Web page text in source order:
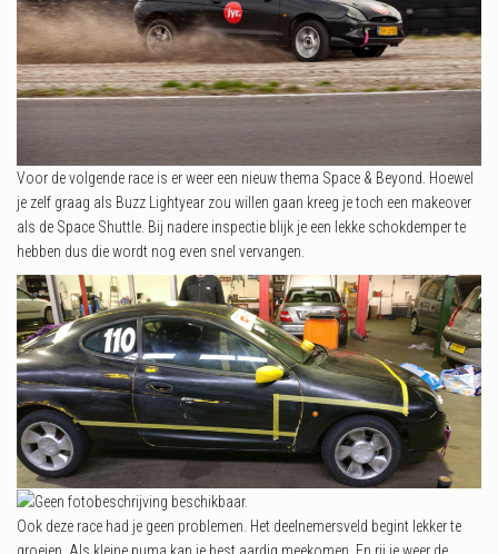
Voor de volgende race is er weer een nieuw thema Space & Beyond. Hoewel
je zelf graag als Buzz Lightyear zou willen gaan kreeg je toch een makeover
als de Space Shuttle. Bij nadere inspectie blijk je een lekke schokdemper te
hebben dus die wordt nog even snel vervangen.
Ook deze race had je geen problemen. Het deelnemersveld begint lekker te
groeien. Als kleine puma kan je best aardig meekomen. En rij je weer de